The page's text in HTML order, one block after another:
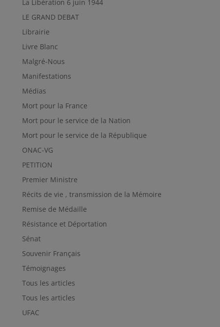
La Libération 6 juin 1944
LE GRAND DEBAT
Librairie
Livre Blanc
Malgré-Nous
Manifestations
Médias
Mort pour la France
Mort pour le service de la Nation
Mort pour le service de la République
ONAC-VG
PETITION
Premier Ministre
Récits de vie , transmission de la Mémoire
Remise de Médaille
Résistance et Déportation
Sénat
Souvenir Français
Témoignages
Tous les articles
Tous les articles
UFAC